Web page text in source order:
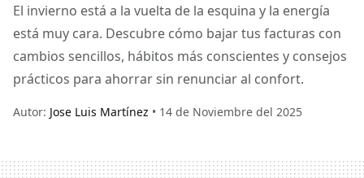
El invierno está a la vuelta de la esquina y la energía
está muy cara. Descubre cómo bajar tus facturas con
cambios sencillos, hábitos más conscientes y consejos
prácticos para ahorrar sin renunciar al confort.
Autor: Jose Luis Martínez • 14 de Noviembre del 2025